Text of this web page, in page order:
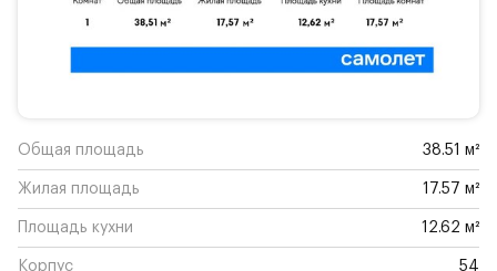
Общая площадь 38.51 м²
Жилая площадь 17.57 м²
Площадь кухни 12.62 м²
Корпус 54